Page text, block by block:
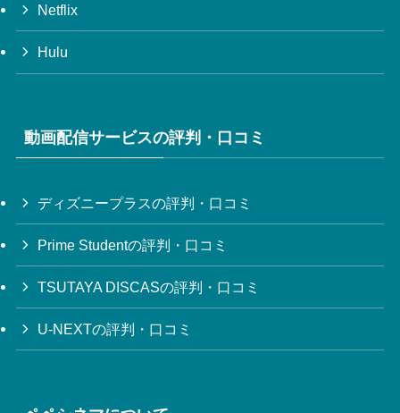
Netflix
Hulu
動画配信サービスの評判・口コミ
ディズニープラスの評判・口コミ
Prime Studentの評判・口コミ
TSUTAYA DISCASの評判・口コミ
U-NEXTの評判・口コミ